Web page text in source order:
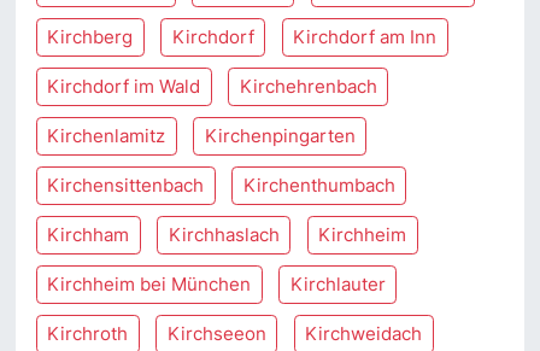
Kirchberg Kirchdorf Kirchdorf am Inn
Kirchdorf im Wald Kirchehrenbach
Kirchenlamitz Kirchenpingarten
Kirchensittenbach Kirchenthumbach
Kirchham Kirchhaslach Kirchheim
Kirchheim bei München Kirchlauter
Kirchroth Kirchseeon Kirchweidach